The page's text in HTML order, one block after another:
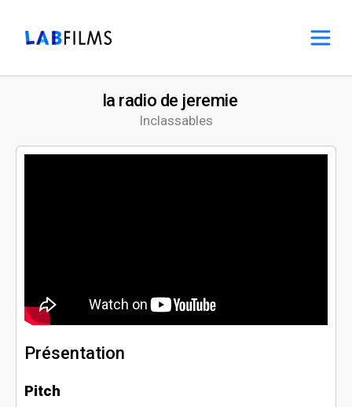
Inclassables
la radio de jeremie
Présentation
Pitch